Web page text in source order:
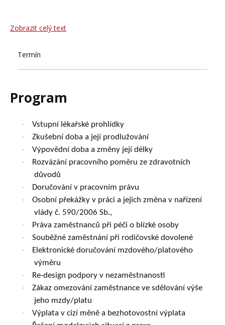
Zobrazit celý text
Termín
Program
· Vstupní lékařské prohlídky
· Zkušební doba a její prodlužování
· Výpovědní doba a změny její délky
·
Rozvázání pracovního poměru ze zdravotních
důvodů
· Doručování v pracovním právu
·
Osobní překážky v práci a jejich změna v nařízení
vlády č. 590/2006 Sb.,
· Práva zaměstnanců při péči o blízké osoby
· Souběžné zaměstnání při rodičovské dovolené
·
Elektronické doručování mzdového/platového
výměru
· Re-design podpory v nezaměstnanosti
·
Zákaz omezování zaměstnance ve sdělování výše
jeho mzdy/platu
· Výplata v cizí měně a bezhotovostní výplata